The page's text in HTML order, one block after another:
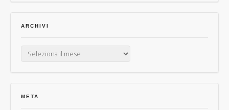
ARCHIVI
META